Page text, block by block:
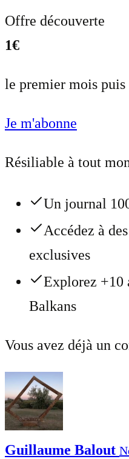
Offre découverte
1€
le premier mois puis
Je m'abonne
Résiliable à tout
Un journal
Accédez à
exclusives
Explorez +10
Balkans
Vous avez déjà un
Guillaume Balout